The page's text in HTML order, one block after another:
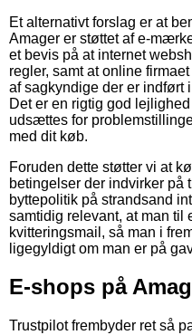
Et alternativt forslag er at
Amager er støttet af e-
et bevis på at internet
regler, samt at online
af sagkyndige der er indført
Det er en rigtig god
udsættes for
med dit køb.
Foruden dette støtter vi at
betingelser der indvirker på
byttepolitik på strandsand
samtidig relevant, at man til
kvitteringsmail, så man i
ligegyldigt om man er på
E-shops på
Trustpilot frembyder ret så